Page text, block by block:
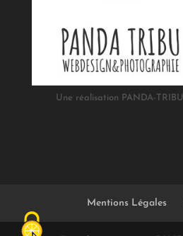
Une réalisation PANDA-TRIBU
Mentions Légales